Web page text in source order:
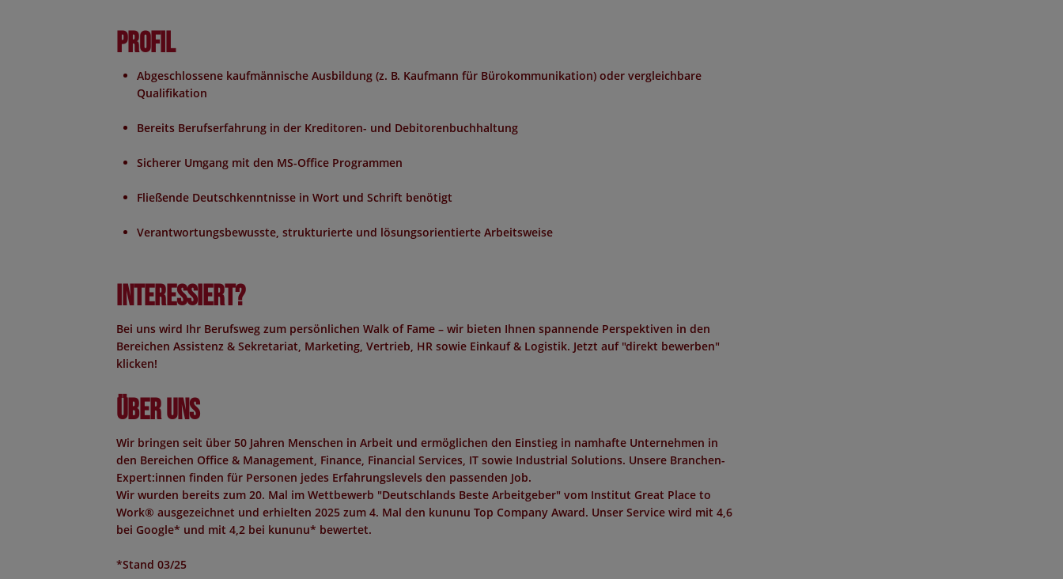
Profil
Abgeschlossene kaufmännische Ausbildung (z. B. Kaufmann für Bürokommunikation) oder vergleichbare
Qualifikation
Bereits Berufserfahrung in der Kreditoren- und Debitorenbuchhaltung
Sicherer Umgang mit den MS-Office Programmen
Fließende Deutschkenntnisse in Wort und Schrift benötigt
Verantwortungsbewusste, strukturierte und lösungsorientierte Arbeitsweise
Interessiert?
Bei uns wird Ihr Berufsweg zum persönlichen Walk of Fame – wir bieten Ihnen spannende Perspektiven in den
Bereichen Assistenz & Sekretariat, Marketing, Vertrieb, HR sowie Einkauf & Logistik. Jetzt auf "direkt bewerben"
klicken!
Über uns
Wir bringen seit über 50 Jahren Menschen in Arbeit und ermöglichen den Einstieg in namhafte Unternehmen in
den Bereichen Office & Management, Finance, Financial Services, IT sowie Industrial Solutions. Unsere Branchen-
Expert:innen finden für Personen jedes Erfahrungslevels den passenden Job.
Wir wurden bereits zum 20. Mal im Wettbewerb "Deutschlands Beste Arbeitgeber" vom Institut Great Place to
Work® ausgezeichnet und erhielten 2025 zum 4. Mal den kununu Top Company Award. Unser Service wird mit 4,6
bei Google* und mit 4,2 bei kununu* bewertet.
*Stand 03/25